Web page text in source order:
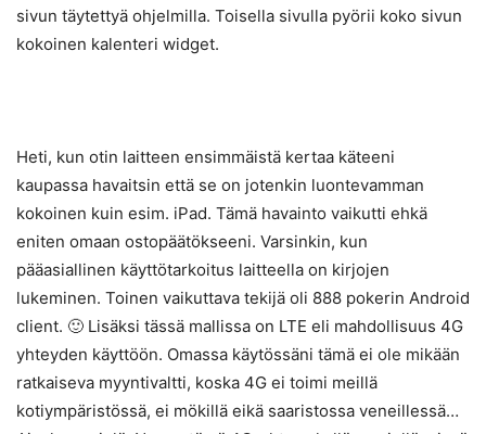
sivun täytettyä ohjelmilla. Toisella sivulla pyörii koko sivun
kokoinen kalenteri widget.
Heti, kun otin laitteen ensimmäistä kertaa käteeni
kaupassa havaitsin että se on jotenkin luontevamman
kokoinen kuin esim. iPad. Tämä havainto vaikutti ehkä
eniten omaan ostopäätökseeni. Varsinkin, kun
pääasiallinen käyttötarkoitus laitteella on kirjojen
lukeminen. Toinen vaikuttava tekijä oli 888 pokerin Android
client. 🙂 Lisäksi tässä mallissa on LTE eli mahdollisuus 4G
yhteyden käyttöön. Omassa käytössäni tämä ei ole mikään
ratkaiseva myyntivaltti, koska 4G ei toimi meillä
kotiympäristössä, ei mökillä eikä saaristossa veneillessä…